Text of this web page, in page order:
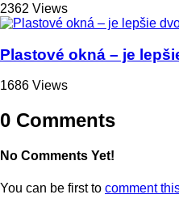
2362 Views
Plastové okná – je
1686 Views
0 Comments
No Comments Yet!
You can be first to comment